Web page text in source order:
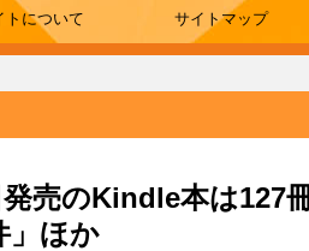
トについて サイトマップ
売のKindle本は127
」ほか